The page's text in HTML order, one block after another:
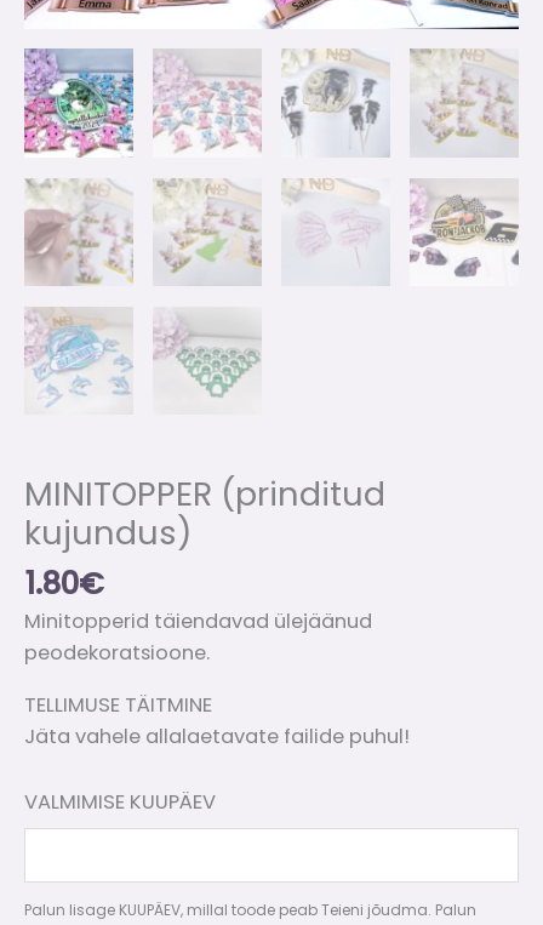
MINITOPPER (prinditud
kujundus)
1.80€
Minitopperid täiendavad ülejäänud
peodekoratsioone.
TELLIMUSE TÄITMINE
Jäta vahele allalaetavate failide puhul!
VALMIMISE KUUPÄEV
Palun lisage KUUPÄEV, millal toode peab Teieni jõudma. Palun